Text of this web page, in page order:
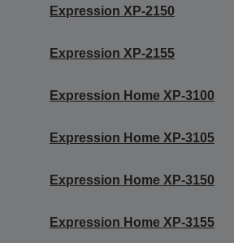
Expression XP-2150
Expression XP-2155
Expression Home XP-3100
Expression Home XP-3105
Expression Home XP-3150
Expression Home XP-3155